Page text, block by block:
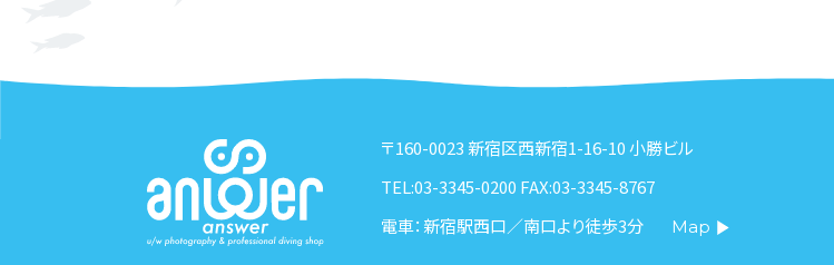
〒160-0023 新宿区西新宿1-16-10 小勝ビル
TEL:03-3345-0200 FAX:03-3345-8767
電車：新宿駅西口／南口より徒歩3分
Map